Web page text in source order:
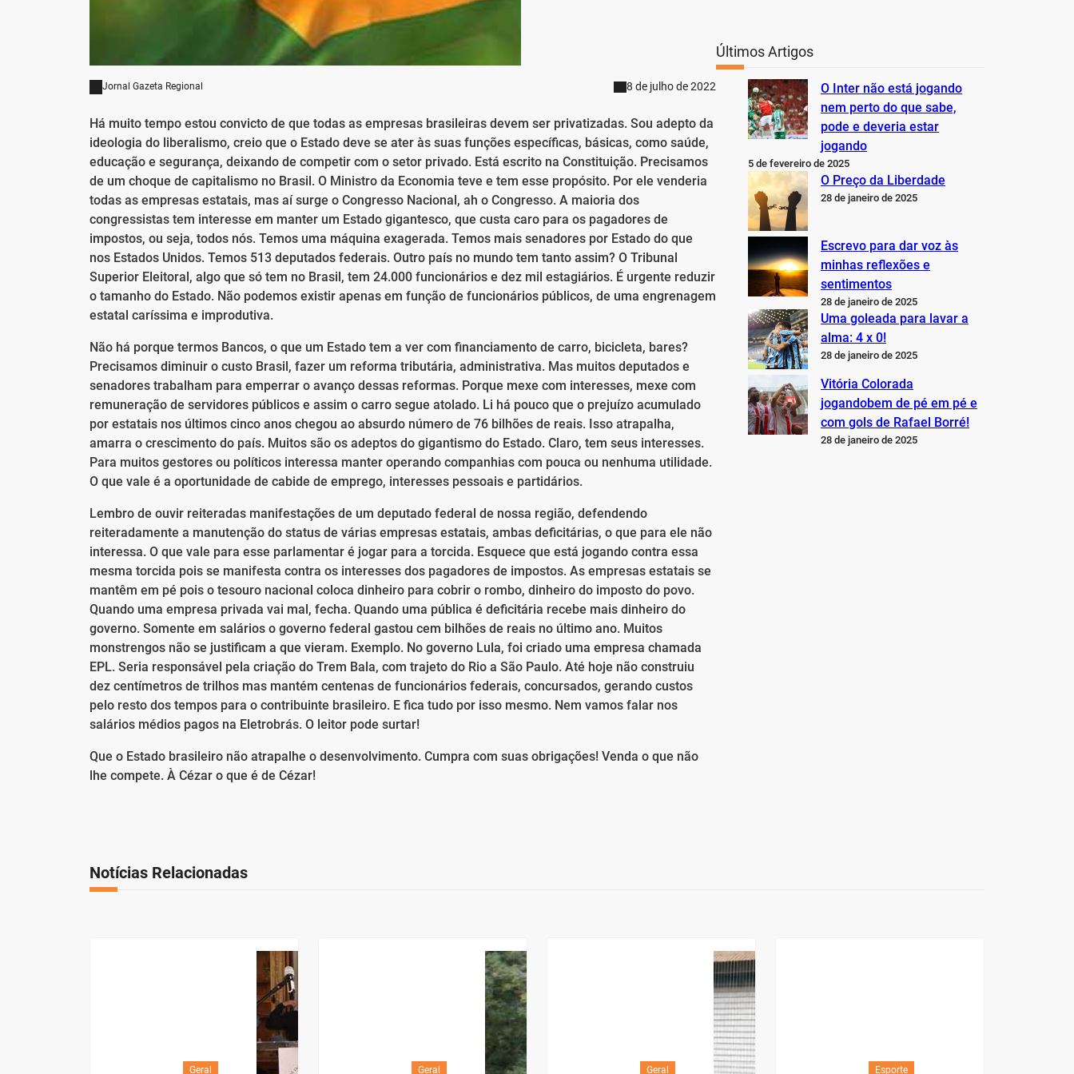
Jornal Gazeta Regional 8 de julho de 2022
Há muito tempo estou convicto de que todas as empresas brasileiras devem ser privatizadas. Sou adepto da
ideologia do liberalismo, creio que o Estado deve se ater às suas funções específicas, básicas, como saúde,
educação e segurança, deixando de competir com o setor privado. Está escrito na Constituição. Precisamos
de um choque de capitalismo no Brasil. O Ministro da Economia teve e tem esse propósito. Por ele venderia
todas as empresas estatais, mas aí surge o Congresso Nacional, ah o Congresso. A maioria dos
congressistas tem interesse em manter um Estado gigantesco, que custa caro para os pagadores de
impostos, ou seja, todos nós. Temos uma máquina exagerada. Temos mais senadores por Estado do que
nos Estados Unidos. Temos 513 deputados federais. Outro país no mundo tem tanto assim? O Tribunal
Superior Eleitoral, algo que só tem no Brasil, tem 24.000 funcionários e dez mil estagiários. É urgente reduzir
o tamanho do Estado. Não podemos existir apenas em função de funcionários públicos, de uma engrenagem
estatal caríssima e improdutiva.
Não há porque termos Bancos, o que um Estado tem a ver com financiamento de carro, bicicleta, bares?
Precisamos diminuir o custo Brasil, fazer um reforma tributária, administrativa. Mas muitos deputados e
senadores trabalham para emperrar o avanço dessas reformas. Porque mexe com interesses, mexe com
remuneração de servidores públicos e assim o carro segue atolado. Li há pouco que o prejuízo acumulado
por estatais nos últimos cinco anos chegou ao absurdo número de 76 bilhões de reais. Isso atrapalha,
amarra o crescimento do país. Muitos são os adeptos do gigantismo do Estado. Claro, tem seus interesses.
Para muitos gestores ou políticos interessa manter operando companhias com pouca ou nenhuma utilidade.
O que vale é a oportunidade de cabide de emprego, interesses pessoais e partidários.
Lembro de ouvir reiteradas manifestações de um deputado federal de nossa região, defendendo
reiteradamente a manutenção do status de várias empresas estatais, ambas deficitárias, o que para ele não
interessa. O que vale para esse parlamentar é jogar para a torcida. Esquece que está jogando contra essa
mesma torcida pois se manifesta contra os interesses dos pagadores de impostos. As empresas estatais se
mantêm em pé pois o tesouro nacional coloca dinheiro para cobrir o rombo, dinheiro do imposto do povo.
Quando uma empresa privada vai mal, fecha. Quando uma pública é deficitária recebe mais dinheiro do
governo. Somente em salários o governo federal gastou cem bilhões de reais no último ano. Muitos
monstrengos não se justificam a que vieram. Exemplo. No governo Lula, foi criado uma empresa chamada
EPL. Seria responsável pela criação do Trem Bala, com trajeto do Rio a São Paulo. Até hoje não construiu
dez centímetros de trilhos mas mantém centenas de funcionários federais, concursados, gerando custos
pelo resto dos tempos para o contribuinte brasileiro. E fica tudo por isso mesmo. Nem vamos falar nos
salários médios pagos na Eletrobrás. O leitor pode surtar!
Que o Estado brasileiro não atrapalhe o desenvolvimento. Cumpra com suas obrigações! Venda o que não
lhe compete. À Cézar o que é de Cézar!
Últimos Artigos
O Inter não está jogando
nem perto do que sabe,
pode e deveria estar
jogando
5 de fevereiro de 2025
O Preço da Liberdade
28 de janeiro de 2025
Escrevo para dar voz às
minhas reflexões e
sentimentos
28 de janeiro de 2025
Uma goleada para lavar a
alma: 4 x 0!
28 de janeiro de 2025
Vitória Colorada
jogandobem de pé em pé e
com gols de Rafael Borré!
28 de janeiro de 2025
Notícias Relacionadas
Geral Geral Geral Esporte